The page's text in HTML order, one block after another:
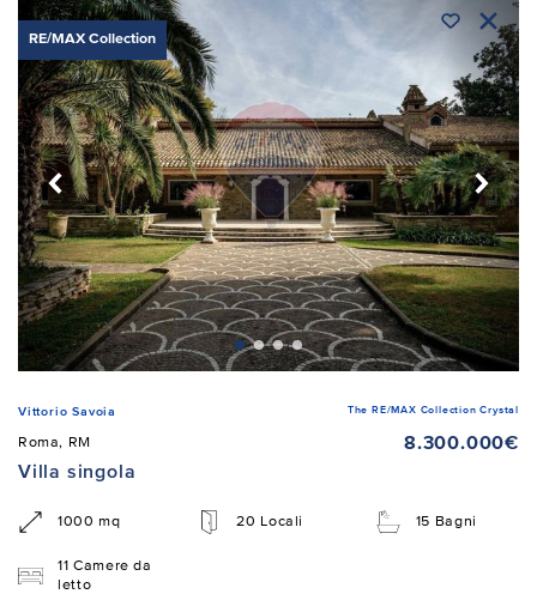
RE/MAX Collection
Vittorio Savoia The RE/MAX Collection Crystal
Roma, RM
8.300.000€
Villa singola
1000 mq 20 Locali 15 Bagni
11 Camere da
letto